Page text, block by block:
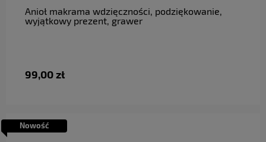
Anioł makrama wdzięczności, podziękowanie,
wyjątkowy prezent, grawer
99,00 zł
Nowość